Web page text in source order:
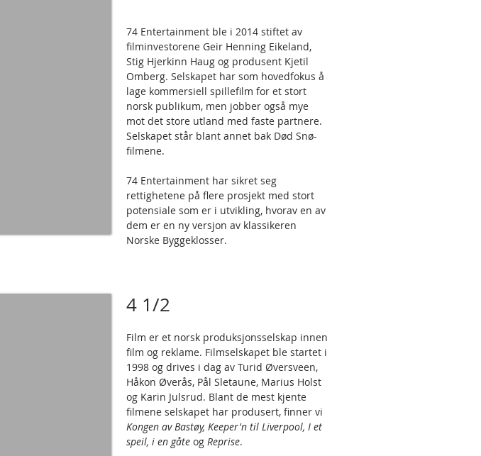
74 Entertainment ble i 2014 stiftet av
filminvestorene Geir Henning Eikeland,
Stig Hjerkinn Haug og produsent Kjetil
Omberg. Selskapet har som hovedfokus å
lage kommersiell spillefilm for et stort
norsk publikum, men jobber også mye
mot det store utland med faste partnere.
Selskapet står blant annet bak Død Snø-
filmene.
74 Entertainment har sikret seg
rettighetene på flere prosjekt med stort
potensiale som er i utvikling, hvorav en av
dem er en ny versjon av klassikeren
Norske Byggeklosser.
4 1/2
Film er et norsk produksjonsselskap innen
film og reklame. Filmselskapet ble startet i
1998 og drives i dag av Turid Øversveen,
Håkon Øverås, Pål Sletaune, Marius Holst
og Karin Julsrud. Blant de mest kjente
filmene selskapet har produsert, finner vi
Kongen av Bastøy, Keeper'n til Liverpool, I et
speil, i en gåte og Reprise.